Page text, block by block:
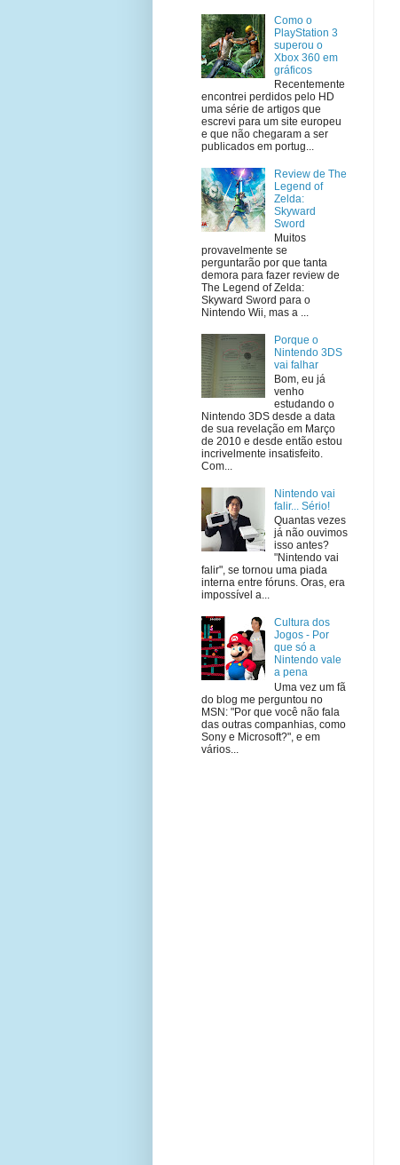
Como o
PlayStation 3
superou o
Xbox 360 em
gráficos
Recentemente
encontrei perdidos pelo HD
uma série de artigos que
escrevi para um site europeu
e que não chegaram a ser
publicados em portug...
Review de The
Legend of
Zelda:
Skyward
Sword
Muitos
provavelmente se
perguntarão por que tanta
demora para fazer review de
The Legend of Zelda:
Skyward Sword para o
Nintendo Wii, mas a ...
Porque o
Nintendo 3DS
vai falhar
Bom, eu já
venho
estudando o
Nintendo 3DS desde a data
de sua revelação em Março
de 2010 e desde então estou
incrivelmente insatisfeito.
Com...
Nintendo vai
falir... Sério!
Quantas vezes
já não ouvimos
isso antes?
"Nintendo vai
falir", se tornou uma piada
interna entre fóruns. Oras, era
impossível a...
Cultura dos
Jogos - Por
que só a
Nintendo vale
a pena
Uma vez um fã
do blog me perguntou no
MSN: "Por que você não fala
das outras companhias, como
Sony e Microsoft?", e em
vários...